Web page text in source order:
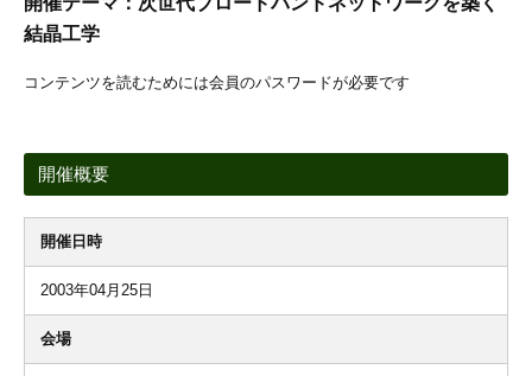
結晶工学
コンテンツを読むためには会員のパスワードが必要です
開催概要
開催日時
2003年04月25日
会場